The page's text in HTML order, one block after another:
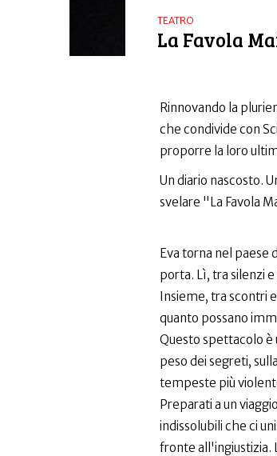
TEATRO
La Favola
Rinnovando la
che condivide con
proporre la loro
Un diario nascosto.
svelare "La Favola
Eva torna nel paese
porta. Lì, tra silenzi
Insieme, tra scontri
quanto possano
Questo spettacolo è
peso dei segreti,
tempeste più
Preparati a un
indissolubili che ci
fronte all'ingiustizia.